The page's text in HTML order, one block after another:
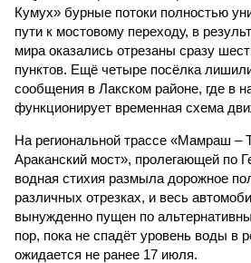
Кумух» бурные потоки полностью
пути к мостовому переходу, в
мира оказались отрезаны сразу
пунктов. Ещё четыре посёлка
сообщения в Лакском районе, где в
функционирует временная схема
На региональной трассе «Мамраш –
Араканский мост», пролегающей по
водная стихия размыла дорожное
различных отрезках, и весь
вынужденно пущен по
пор, пока не спадёт уровень воды в
ожидается не ранее 17 июля.